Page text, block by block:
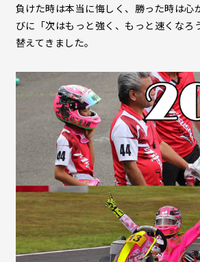
負けた時は本当に悔しく、勝った時は心
びに「次はもっと強く、もっと速くなろ
替えてきました。